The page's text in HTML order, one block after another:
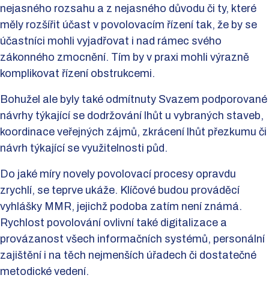
nejasného rozsahu a z nejasného důvodu či ty, které
měly rozšířit účast v povolovacím řízení tak, že by se
účastníci mohli vyjadřovat i nad rámec svého
zákonného zmocnění. Tím by v praxi mohli výrazně
komplikovat řízení obstrukcemi.
Bohužel ale byly také odmítnuty Svazem podporované
návrhy týkající se dodržování lhůt u vybraných staveb,
koordinace veřejných zájmů, zkrácení lhůt přezkumu či
návrh týkající se využitelnosti půd.
Do jaké míry novely povolovací procesy opravdu
zrychlí, se teprve ukáže. Klíčové budou prováděcí
vyhlášky MMR, jejichž podoba zatím není známá.
Rychlost povolování ovlivní také digitalizace a
provázanost všech informačních systémů, personální
zajištění i na těch nejmenších úřadech či dostatečné
metodické vedení.